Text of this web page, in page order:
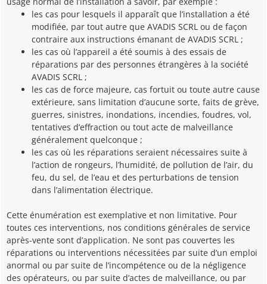
les cas pour lesquels il apparaît que l’installation a été
modifiée, par tout autre que AVADIS SCRL ou de façon
contraire aux instructions émanant de AVADIS SCRL ;
les cas où l’appareil a été soumis à des essais de
réparations par des personnes étrangères à la société
AVADIS SCRL ;
les cas de force majeure, cas fortuit ou toute autre cause
extérieure, sans limitation d’aucune sorte, faits de grève,
guerres, sinistres, inondations, incendies, foudres, vol,
tentatives d’effraction ou tout acte de malveillance
généralement quelconque ;
les cas où les réparations seraient nécessaires suite à
l’action de rongeurs, l’humidité, de pollution de l’air, du
feu, du sel, de l’eau et des perturbations de tension
dans l’alimentation électrique.
Cette énumération est exemplative et non limitative. Pour
toutes ces interventions, nos conditions générales de service
après-vente sont d’application. Ne sont pas couvertes les
réparations ou interventions nécessitées par suite d’un emploi
anormal ou par suite de l’incompétence ou de la négligence
des opérateurs, ou par suite d’actes de malveillance, ou par